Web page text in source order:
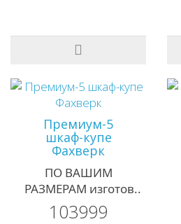
Премиум-5
шкаф-купе
Фахверк
ПО ВАШИМ
РАЗМЕРАМ изготов..
103999